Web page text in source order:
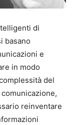
di
basano
e
in modo
del
reinventare